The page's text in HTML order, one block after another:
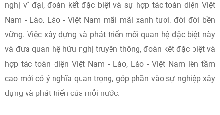
nghị vĩ đại, đoàn kết đặc biệt và sự hợp tác toàn diện Việt
Nam - Lào, Lào - Việt Nam mãi mãi xanh tươi, đời đời bền
vững. Việc xây dựng và phát triển mối quan hệ đặc biệt này
và đưa quan hệ hữu nghị truyền thống, đoàn kết đặc biệt và
hợp tác toàn diện Việt Nam - Lào, Lào - Việt Nam lên tầm
cao mới có ý nghĩa quan trọng, góp phần vào sự nghiệp xây
dựng và phát triển của mỗi nước.